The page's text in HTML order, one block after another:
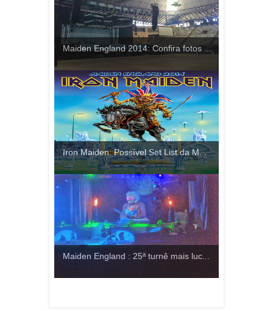
Maiden England 2014: Confira fotos ...
Iron Maiden: Possível Set List da M...
Maiden England : 25ª turnê mais luc...